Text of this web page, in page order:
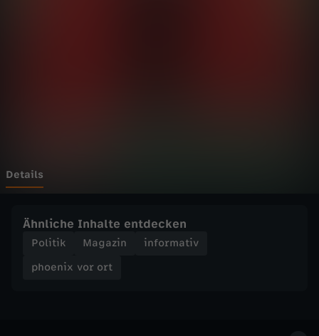
t
B
Details
Ähnliche Inhalte entdecken
Politik Magazin
informativ
phoenix vor ort